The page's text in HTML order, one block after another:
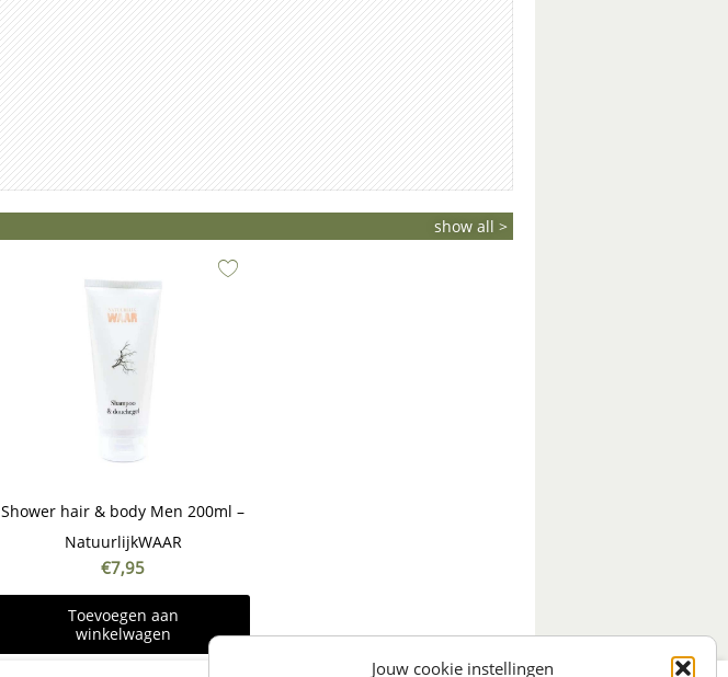
Jouw cookie instellingen
show all >
Shower hair & body Men 200ml –
NatuurlijkWAAR
€7,95
Toevoegen aan
winkelwagen